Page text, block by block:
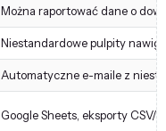
Można raportować dane o
Niestandardowe pulpity
Automatyczne e-maile z
Google Sheets, eksporty CSV/